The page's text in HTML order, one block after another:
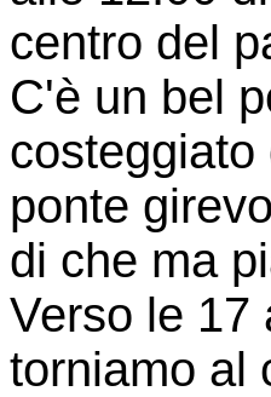
centro del
C'è un bel
ponte
di che ma
Verso le 17
torniamo al